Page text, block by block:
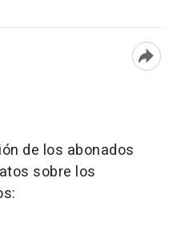
de los abonados
sobre los